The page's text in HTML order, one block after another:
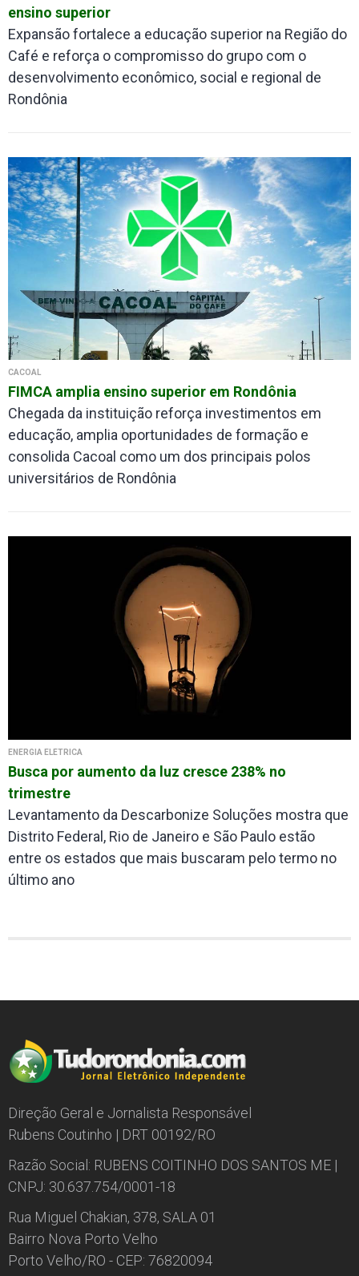
ensino superior
Expansão fortalece a educação superior na Região do
Café e reforça o compromisso do grupo com o
desenvolvimento econômico, social e regional de
Rondônia
CACOAL
FIMCA amplia ensino superior em Rondônia
Chegada da instituição reforça investimentos em
educação, amplia oportunidades de formação e
consolida Cacoal como um dos principais polos
universitários de Rondônia
ENERGIA ELÉTRICA
Busca por aumento da luz cresce 238% no
trimestre
Levantamento da Descarbonize Soluções mostra que
Distrito Federal, Rio de Janeiro e São Paulo estão
entre os estados que mais buscaram pelo termo no
último ano
Direção Geral e Jornalista Responsável
Rubens Coutinho | DRT 00192/RO
Razão Social: RUBENS COITINHO DOS SANTOS ME |
CNPJ: 30.637.754/0001-18
Rua Miguel Chakian, 378, SALA 01
Bairro Nova Porto Velho
Porto Velho/RO - CEP: 76820094